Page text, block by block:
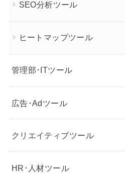
SEO分析ツール
ヒートマップツール
管理部･ITツール
広告･Adツール
クリエイティブツール
HR･人材ツール